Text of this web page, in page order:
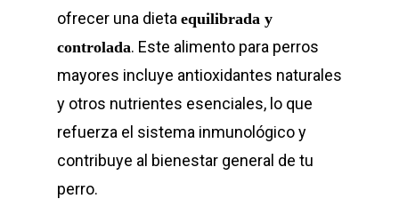
ofrecer una dieta equilibrada y
controlada. Este alimento para perros
mayores incluye antioxidantes naturales
y otros nutrientes esenciales, lo que
refuerza el sistema inmunológico y
contribuye al bienestar general de tu
perro.